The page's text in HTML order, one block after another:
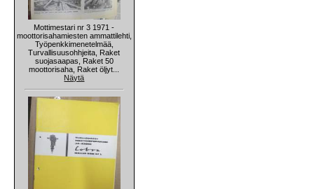
Mottimestari nr 3 1971 -
moottorisahamiesten ammattilehti,
Työpenkkimenetelmää,
Turvallisuusohhjeita, Raket
suojasaapas, Raket 50
moottorisaha, Raket öljyt...
Näytä